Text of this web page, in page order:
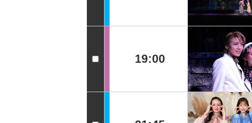
19:00